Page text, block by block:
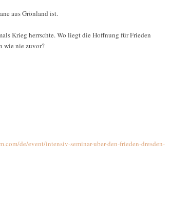
aus Grönland ist.
Krieg herrschte. Wo liegt die Hoffnung für Frieden
wie nie zuvor?
de/event/intensiv-seminar-uber-den-frieden-dresden-